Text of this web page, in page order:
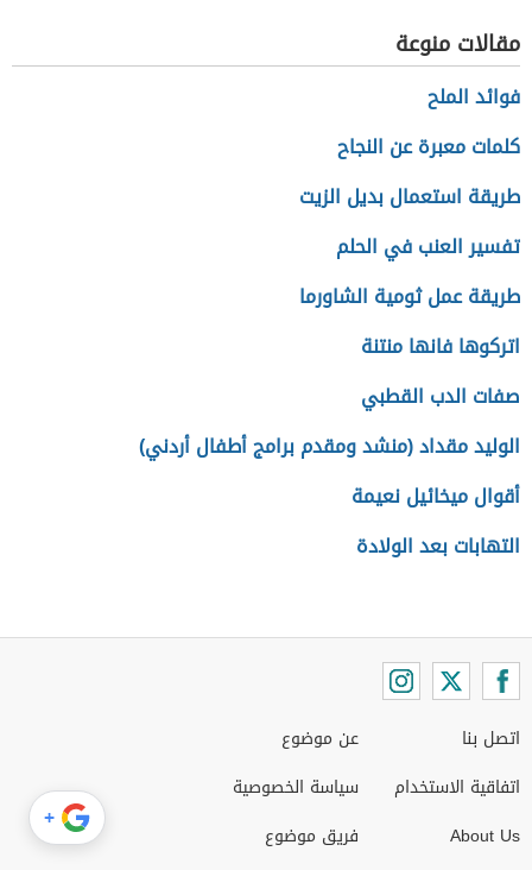
مقالات منوعة
فوائد الملح
كلمات معبرة عن النجاح
طريقة استعمال بديل الزيت
تفسير العنب في الحلم
طريقة عمل ثومية الشاورما
اتركوها فانها منتنة
صفات الدب القطبي
الوليد مقداد (منشد ومقدم برامج أطفال أردني)
أقوال ميخائيل نعيمة
التهابات بعد الولادة
اتصل بنا
اتفاقية الاستخدام
About Us
عن موضوع
سياسة الخصوصية
فريق موضوع
+